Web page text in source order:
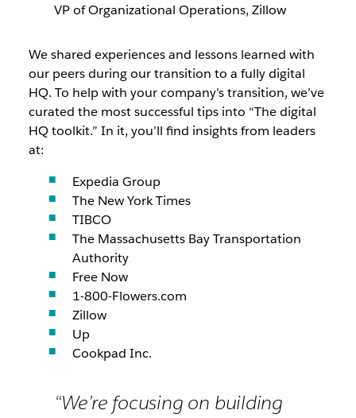
VP of Organizational Operations, Zillow
We shared experiences and lessons learned with
our peers during our transition to a fully digital
HQ. To help with your company’s transition, we’ve
curated the most successful tips into “The digital
HQ toolkit.” In it, you’ll find insights from leaders
at:
Expedia Group
The New York Times
TIBCO
The Massachusetts Bay Transportation
Authority
Free Now
1-800-Flowers.com
Zillow
Up
Cookpad Inc.
“We’re focusing on building